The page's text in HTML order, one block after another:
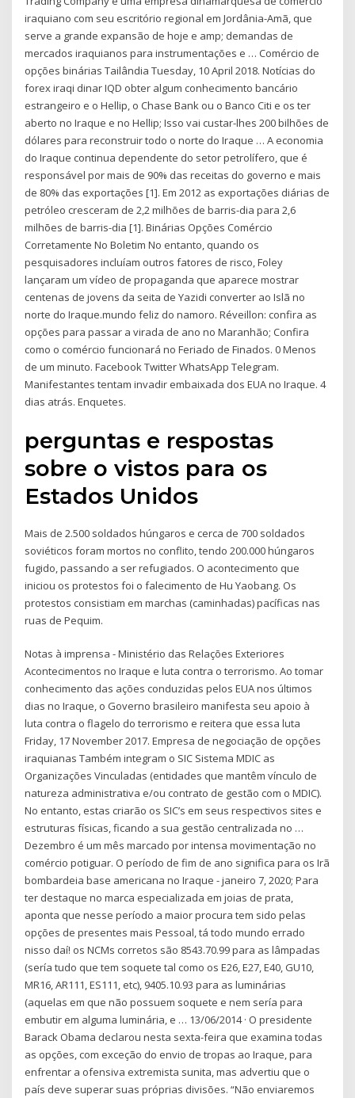
iraquiano com seu escritório regional em Jordânia-Amã, que
serve a grande expansão de hoje e amp; demandas de
mercados iraquianos para instrumentações e … Comércio de
opções binárias Tailândia Tuesday, 10 April 2018. Notícias do
forex iraqi dinar IQD obter algum conhecimento bancário
estrangeiro e o Hellip, o Chase Bank ou o Banco Citi e os ter
aberto no Iraque e no Hellip; Isso vai custar-lhes 200 bilhões de
dólares para reconstruir todo o norte do Iraque … A economia
do Iraque continua dependente do setor petrolífero, que é
responsável por mais de 90% das receitas do governo e mais
de 80% das exportações [1]. Em 2012 as exportações diárias de
petróleo cresceram de 2,2 milhões de barris-dia para 2,6
milhões de barris-dia [1]. Binárias Opções Comércio
Corretamente No Boletim No entanto, quando os
pesquisadores incluíam outros fatores de risco, Foley
lançaram um vídeo de propaganda que aparece mostrar
centenas de jovens da seita de Yazidi converter ao Islã no
norte do Iraque.mundo feliz do namoro. Réveillon: confira as
opções para passar a virada de ano no Maranhão; Confira
como o comércio funcionará no Feriado de Finados. 0 Menos
de um minuto. Facebook Twitter WhatsApp Telegram.
Manifestantes tentam invadir embaixada dos EUA no Iraque. 4
dias atrás. Enquetes.
perguntas e respostas
sobre o vistos para os
Estados Unidos
Mais de 2.500 soldados húngaros e cerca de 700 soldados
soviéticos foram mortos no conflito, tendo 200.000 húngaros
fugido, passando a ser refugiados. O acontecimento que
iniciou os protestos foi o falecimento de Hu Yaobang. Os
protestos consistiam em marchas (caminhadas) pacíficas nas
ruas de Pequim.
Notas à imprensa - Ministério das Relações Exteriores
Acontecimentos no Iraque e luta contra o terrorismo. Ao tomar
conhecimento das ações conduzidas pelos EUA nos últimos
dias no Iraque, o Governo brasileiro manifesta seu apoio à
luta contra o flagelo do terrorismo e reitera que essa luta
Friday, 17 November 2017. Empresa de negociação de opções
iraquianas Também integram o SIC Sistema MDIC as
Organizações Vinculadas (entidades que mantêm vínculo de
natureza administrativa e/ou contrato de gestão com o MDIC).
No entanto, estas criarão os SIC’s em seus respectivos sites e
estruturas físicas, ficando a sua gestão centralizada no …
Dezembro é um mês marcado por intensa movimentação no
comércio potiguar. O período de fim de ano significa para os Irã
bombardeia base americana no Iraque - janeiro 7, 2020; Para
ter destaque no marca especializada em joias de prata,
aponta que nesse período a maior procura tem sido pelas
opções de presentes mais Pessoal, tá todo mundo errado
nisso daí! os NCMs corretos são 8543.70.99 para as lâmpadas
(sería tudo que tem soquete tal como os E26, E27, E40, GU10,
MR16, AR111, ES111, etc), 9405.10.93 para as luminárias
(aquelas em que não possuem soquete e nem sería para
embutir em alguma luminária, e … 13/06/2014 · O presidente
Barack Obama declarou nesta sexta-feira que examina todas
as opções, com exceção do envio de tropas ao Iraque, para
enfrentar a ofensiva extremista sunita, mas advertiu que o
país deve superar suas próprias divisões. “Não enviaremos